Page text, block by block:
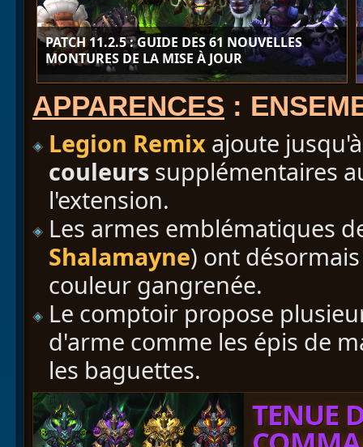
PATCH 11.2.5 : GUIDE DES 61 NOUVELLES
MONTURES DE LA MISE À JOUR
APPARENCES :
Legion Remix ajoute
couleurs supplémentaires
l'extension.
Les armes emblématiques
Shalamayne) ont
couleur gangrenée.
Le comptoir propose
d'arme comme les épis de
les baguettes.
TENUE